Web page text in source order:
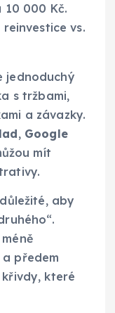
000 Kč.
reinvestice vs.
jednoduchý
s tržbami,
a závazky.
, Google
mít
aby
předem
které